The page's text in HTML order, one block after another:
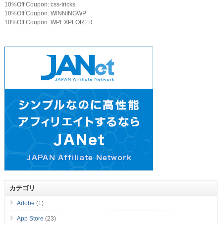
10%Off Coupon: css-tricks
10%Off Coupon: WINNINGWP
10%Off Coupon: WPEXPLORER
カテゴリ
Adobe (1)
App Store (23)